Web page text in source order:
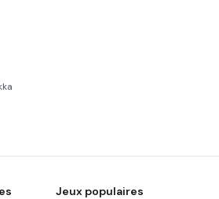
Jeux populaires